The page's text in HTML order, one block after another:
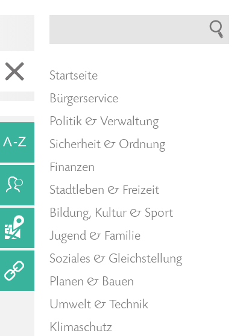
Startseite
Bürgerservice
Politik & Verwaltung
Sicherheit & Ordnung
Finanzen
Stadtleben & Freizeit
Bildung, Kultur & Sport
Jugend & Familie
Soziales & Gleichstellung
Planen & Bauen
Umwelt & Technik
Klimaschutz